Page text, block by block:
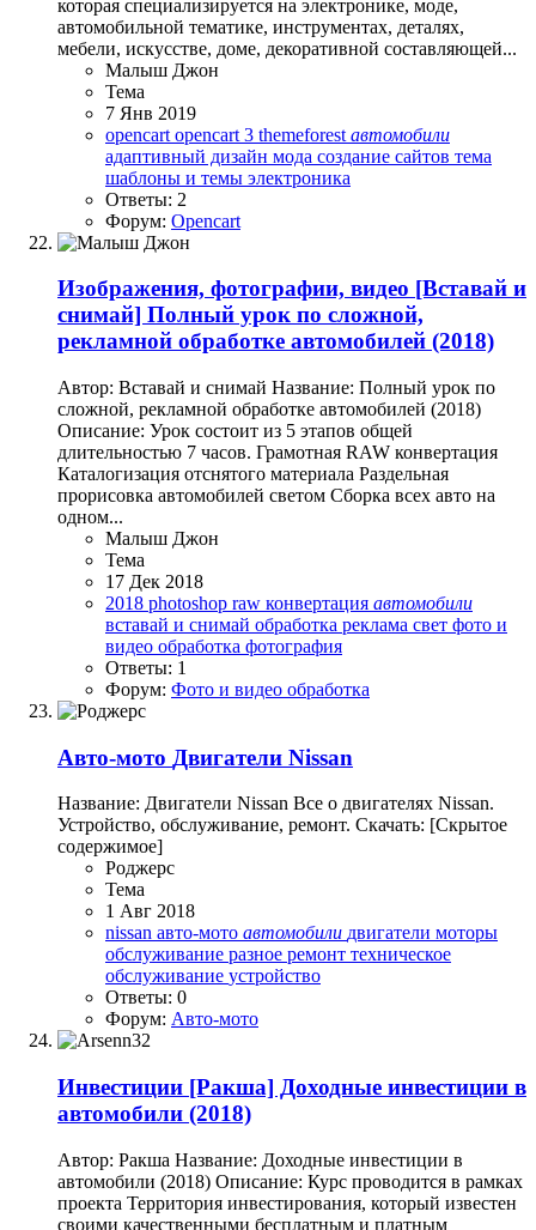
которая специализируется на электронике, моде,
автомобильной тематике, инструментах, деталях,
мебели, искусстве, доме, декоративной составляющей...
Малыш Джон
Тема
7 Янв 2019
opencart opencart 3 themeforest автомобили
адаптивный дизайн мода создание сайтов тема
шаблоны и темы электроника
Ответы: 2
Форум: Opencart
Изображения, фотографии, видео [Вставай и
снимай] Полный урок по сложной,
рекламной обработке автомобилей (2018)
Автор: Вставай и снимай Название: Полный урок по
сложной, рекламной обработке автомобилей (2018)
Описание: Урок состоит из 5 этапов общей
длительностью 7 часов. Грамотная RAW конвертация
Каталогизация отснятого материала Раздельная
прорисовка автомобилей светом Сборка всех авто на
одном...
Малыш Джон
Тема
17 Дек 2018
2018 photoshop raw конвертация автомобили
вставай и снимай обработка реклама свет фото и
видео обработка фотография
Ответы: 1
Форум: Фото и видео обработка
Авто-мото Двигатели Nissan
Название: Двигатели Nissan Все о двигателях Nissan.
Устройство, обслуживание, ремонт. Скачать: [Скрытое
содержимое]
Роджерc
Тема
1 Авг 2018
nissan авто-мото автомобили двигатели моторы
обслуживание разное ремонт техническое
обслуживание устройство
Ответы: 0
Форум: Авто-мото
Инвестиции [Ракша] Доходные инвестиции в
автомобили (2018)
Автор: Ракша Название: Доходные инвестиции в
автомобили (2018) Описание: Курс проводится в рамках
проекта Территория инвестирования, который известен
своими качественными бесплатным и платным